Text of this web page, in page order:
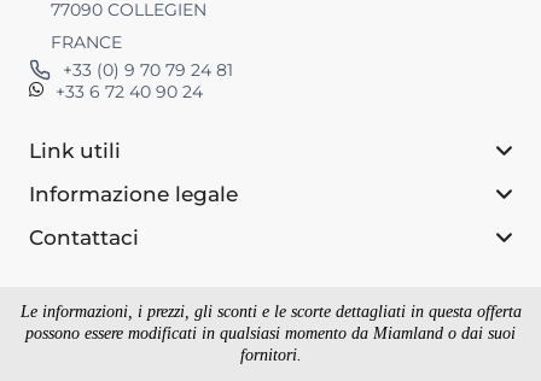
77090 COLLEGIEN
FRANCE
+33 (0) 9 70 79 24 81
+33 6 72 40 90 24
Link utili
Informazione legale
Contattaci
Le informazioni, i prezzi, gli sconti e le scorte dettagliati in questa offerta
possono essere modificati in qualsiasi momento da Miamland o dai suoi
fornitori.